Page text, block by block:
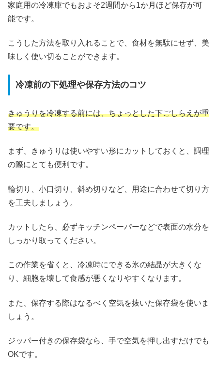
家庭用の冷凍庫でもおよそ2週間から1か月ほど保存が可
能です。
こうした方法を取り入れることで、食材を無駄にせず、美
味しく使い切ることができます。
冷凍前の下処理や保存方法のコツ
きゅうりを冷凍する前には、ちょっとした下ごしらえが重
要です。
まず、きゅうりは使いやすい形にカットしておくと、調理
の際にとても便利です。
輪切り、小口切り、斜め切りなど、用途に合わせて切り方
を工夫しましょう。
カットしたら、必ずキッチンペーパーなどで表面の水分を
しっかり取ってください。
この作業を省くと、冷凍時にできる氷の結晶が大きくな
り、細胞を壊して食感が悪くなりやすくなります。
また、保存する際はなるべく空気を抜いた保存袋を使いま
しょう。
ジッパー付きの保存袋なら、手で空気を押し出すだけでも
OKです。